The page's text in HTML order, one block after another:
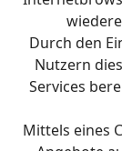
Durch den
Nutzern
Services
Mittels eines